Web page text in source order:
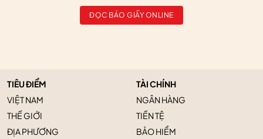
ĐỌC BÁO GIẤY ONLINE
TIÊU ĐIỂM
VIỆT NAM
THẾ GIỚI
ĐỊA PHƯƠNG
TÀI CHÍNH
NGÂN HÀNG
TIỀN TỆ
BẢO HIỂM